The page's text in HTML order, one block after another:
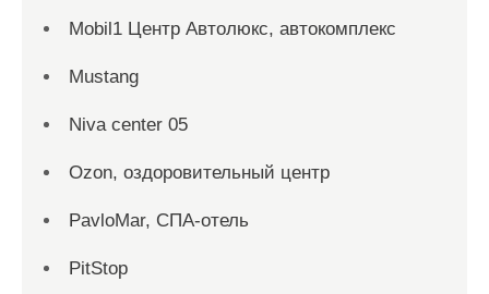
Mobil1 Центр Автолюкс, автокомплекс
Mustang
Niva center 05
Ozon, оздоровительный центр
PavloMar, СПА-отель
PitStop